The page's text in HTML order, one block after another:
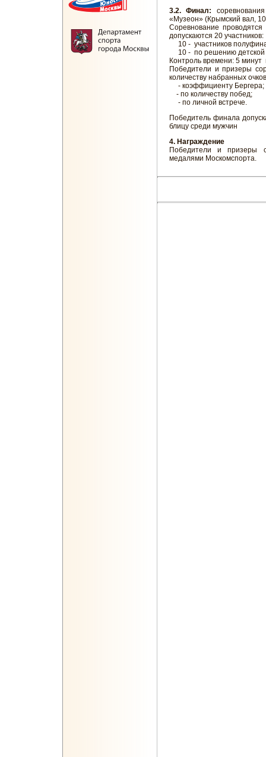
3.2. Финал:
«Музеон» (Крымский вал,
Соревнование
допускаются 20 участников:
10 - участников
10 - по решению детской
Контроль времени: 5 минут
Победители и призеры
количеству набранных
- коэффициенту Бергера;
- по количеству побед;
- по личной встрече.
Победитель финала
блицу среди мужчин
4. Награждение
Победители и призеры
медалями Москомспорта.